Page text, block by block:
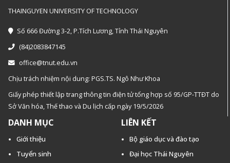
THAINGUYEN UNIVERSITY OF TECHNOLOGY
Số 666 Đường 3-2, P.Tích Lương, Tỉnh Thái Nguyên
(84)2083847145
office@tnut.edu.vn
Chịu trách nhiệm nội dung: PGS.TS. Ngô Như Khoa
Giấy phép thiết lập trang thông tin điện tử tổng hợp số 95/GP-TTĐT do
Sở Văn hóa, Thế thao và Du lịch cấp ngày 19/5/2026
DANH MỤC
Giới thiệu
Tuyển sinh
LIÊN KẾT
Bộ giáo dục và đào tạo
Đại học Thái Nguyên